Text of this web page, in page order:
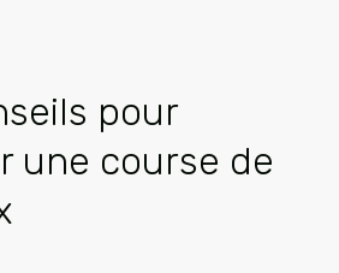
pour
une course de